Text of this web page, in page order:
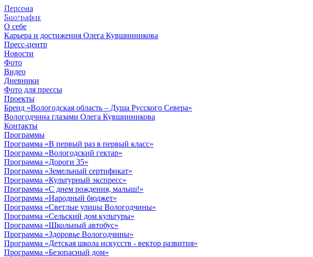
Персона
Биография
О себе
Карьера и достижения Олега Кувшинникова
Пресс-центр
Новости
Фото
Видео
Дневники
Фото для прессы
Проекты
Бренд «Вологодская область – Душа Русского Севера»
Вологодчина глазами Олега Кувшинникова
Контакты
Программы
Программа «В первый раз в первый класс»
Программа «Вологодский гектар»
Программа «Дороги 35»
Программа «Земельный сертификат»
Программа «Культурный экспресс»
Программа «С днем рождения, малыш!»
Программа «Народный бюджет»
Программа «Светлые улицы Вологодчины»
Программа «Сельский дом культуры»
Программа «Школьный автобус»
Программа «Здоровье Вологодчины»
Программа «Детская школа искусств - вектор развития»
Программа «Безопасный дом»
© 2012 - 2023,
КУВШИННИКОВ О.А.